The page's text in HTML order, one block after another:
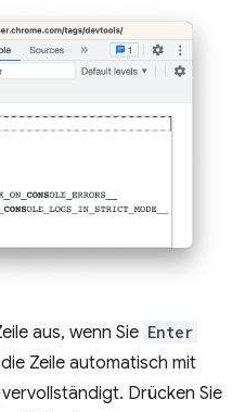
aus, wenn Sie Enter
Zeile automatisch mit
Drücken Sie